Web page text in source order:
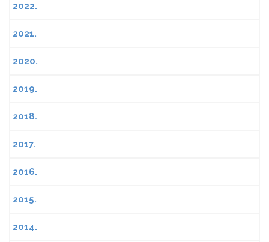
2022.
2021.
2020.
2019.
2018.
2017.
2016.
2015.
2014.